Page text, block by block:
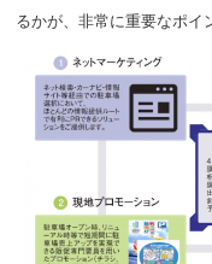
るかが、非常に重要なポイ